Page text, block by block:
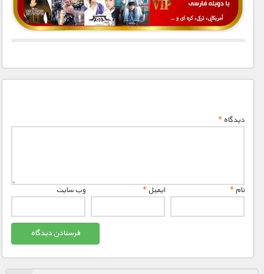
دیدگاه*
نام* ایمیل* وب‌ سایت